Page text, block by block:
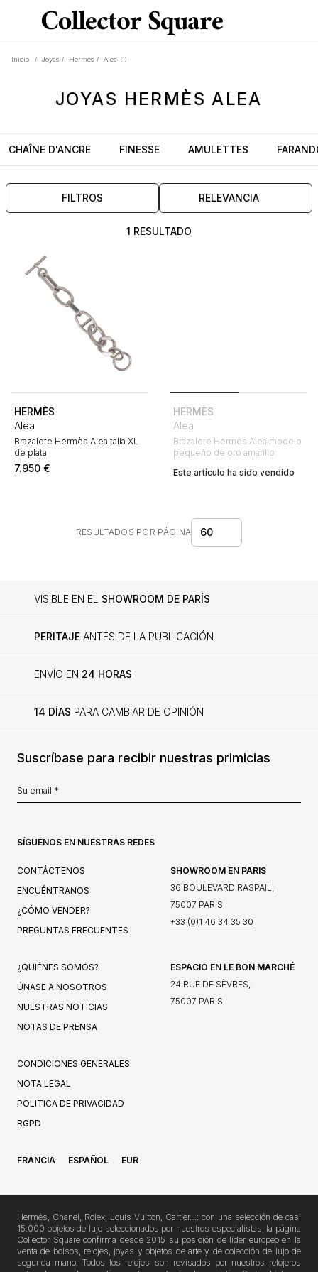
Inicio / Joyas / Hermès / Alea (1)
JOYAS HERMÈS ALEA
CHAÎNE D'ANCRE FINESSE AMULETTES
FILTROS RELEVANCIA
1 RESULTADO
HERMÈS
Alea
Brazalete Hermès Alea talla XL
de plata
7.950 €
HERMÈS
Alea
Brazalete Hermès Alea modelo
pequeño de oro amarillo
Este artículo ha sido vendido
RESULTADOS POR PÁGINA 60
VISIBLE EN EL SHOWROOM DE PARÍS
PERITAJE ANTES DE LA PUBLICACIÓN
ENVÍO EN 24 HORAS
14 DÍAS PARA CAMBIAR DE OPINIÓN
Suscríbase para recibir nuestras primicias
SÍGUENOS EN NUESTRAS REDES
CONTÁCTENOS
ENCUÉNTRANOS
¿CÓMO VENDER?
PREGUNTAS FRECUENTES
SHOWROOM EN PARIS
36 BOULEVARD RASPAIL,
75007 PARIS
+33 (0)1 46 34 35 30
¿QUIÉNES SOMOS?
ÚNASE A NOSOTROS
NUESTRAS NOTICIAS
NOTAS DE PRENSA
ESPACIO EN LE BON MARCHÉ
24 RUE DE SÈVRES,
75007 PARIS
CONDICIONES GENERALES
NOTA LEGAL
POLITICA DE PRIVACIDAD
RGPD
FRANCIA ESPAÑOL EUR
Hermès, Chanel, Rolex, Louis Vuitton, Cartier…: con una selección de casi
15.000 objetos de lujo seleccionados por nuestros especialistas, la página
Collector Square confirma desde 2015 su posición de líder europeo en la
venta de bolsos, relojes, joyas y objetos de arte y de colección de lujo de
segunda mano. Todos los relojes son revisados por nuestros relojeros